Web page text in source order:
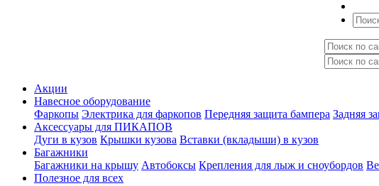
Акции
Навесное оборудование
Фаркопы Электрика для фаркопов Передняя защита бампера Задняя
Аксессуары для ПИКАПОВ
Дуги в кузов Крышки кузова Вставки (вкладыши) в кузов
Багажники
Багажники на крышу Автобоксы Крепления для лыж и сноубордов
Полезное для всех